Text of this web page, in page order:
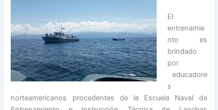
El
entrenamie
nto es
brindado
por
educadore
s
norteamericanos procedentes de la Escuela Naval de